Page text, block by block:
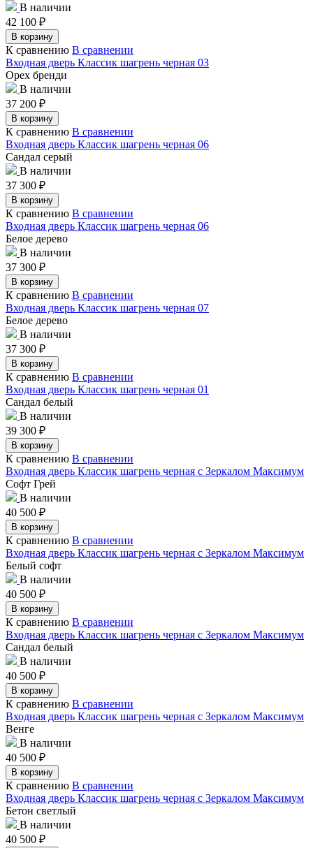
В наличии
42 100 ₽
В корзину
К сравнению В сравнении
Входная дверь Классик шагрень черная 03
Орех бренди
В наличии
37 200 ₽
В корзину
К сравнению В сравнении
Входная дверь Классик шагрень черная 06
Сандал серый
В наличии
37 300 ₽
В корзину
К сравнению В сравнении
Входная дверь Классик шагрень черная 06
Белое дерево
В наличии
37 300 ₽
В корзину
К сравнению В сравнении
Входная дверь Классик шагрень черная 07
Белое дерево
В наличии
37 300 ₽
В корзину
К сравнению В сравнении
Входная дверь Классик шагрень черная 01
Сандал белый
В наличии
39 300 ₽
В корзину
К сравнению В сравнении
Входная дверь Классик шагрень черная с Зеркалом Максимум
Софт Грей
В наличии
40 500 ₽
В корзину
К сравнению В сравнении
Входная дверь Классик шагрень черная с Зеркалом Максимум
Белый софт
В наличии
40 500 ₽
В корзину
К сравнению В сравнении
Входная дверь Классик шагрень черная с Зеркалом Максимум
Сандал белый
В наличии
40 500 ₽
В корзину
К сравнению В сравнении
Входная дверь Классик шагрень черная с Зеркалом Максимум
Венге
В наличии
40 500 ₽
В корзину
К сравнению В сравнении
Входная дверь Классик шагрень черная с Зеркалом Максимум
Бетон светлый
В наличии
40 500 ₽